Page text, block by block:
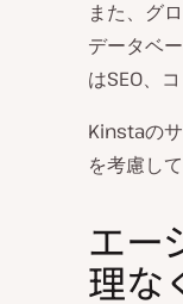
また、グ
データベ
はSEO、
Kinstaの
を考慮し
エー
理な